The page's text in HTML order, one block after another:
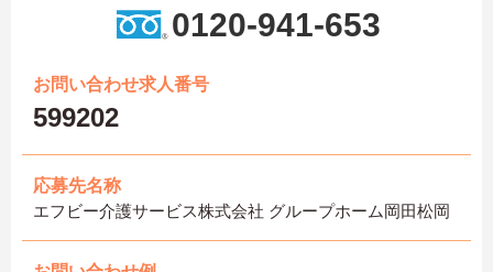
0120-941-653
お問い合わせ求人番号
599202
応募先名称
エフビー介護サービス株式会社 グループホーム岡田松岡